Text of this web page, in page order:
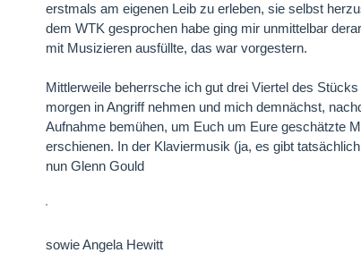
erstmals am eigenen Leib zu erleben, sie selbst
dem WTK gesprochen habe ging mir unmittelbar
mit Musizieren ausfüllte, das war vorgestern.
Mittlerweile beherrsche ich gut drei Viertel des
morgen in Angriff nehmen und mich demnächst,
Aufnahme bemühen, um Euch um Eure geschätzte
erschienen. In der Klaviermusik (ja, es gibt
nun Glenn Gould
sowie Angela Hewitt